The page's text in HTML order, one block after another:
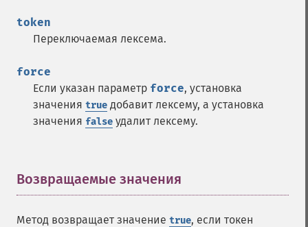
token
Переключаемая лексема.
force
Если указан параметр force, установка
значения true добавит лексему, а установка
значения false удалит лексему.
Возвращаемые значения
Метод возвращает значение true, если токен